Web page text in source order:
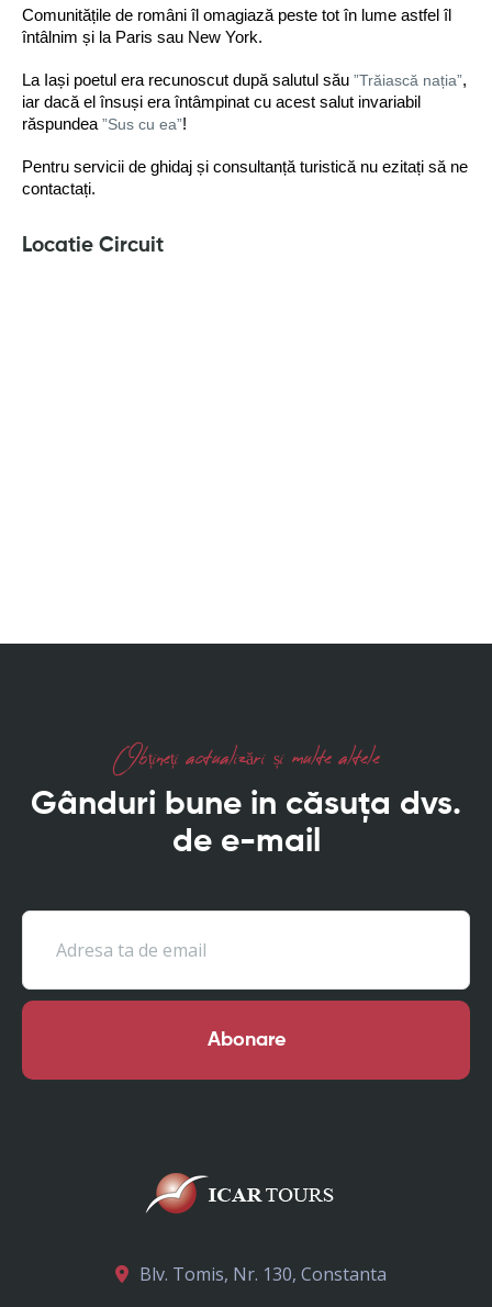
Comunitățile de români îl omagiază peste tot în lume astfel îl
întâlnim și la Paris sau New York.
La Iași poetul era recunoscut după salutul său ”Trăiască nația”,
iar dacă el însuși era întâmpinat cu acest salut invariabil
răspundea ”Sus cu ea”!
Pentru servicii de ghidaj și consultanță turistică nu ezitați să ne
contactați.
Locatie Circuit
Obțineți actualizări și multe altele
Gânduri bune in căsuța dvs.
de e-mail
Abonare
Blv. Tomis, Nr. 130, Constanta